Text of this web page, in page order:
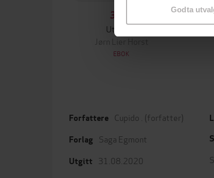
Godta
349,-
Utskudd
Jørn Lier Horst
EBOK
Forfattere Cupido . (forfatter)
Forlag Saga Egmont
Utgitt 31.08.2020